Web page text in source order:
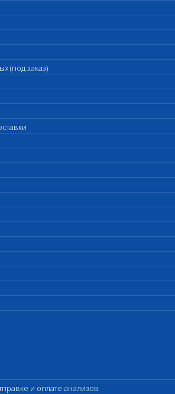
(под заказ)
и оплате анализов